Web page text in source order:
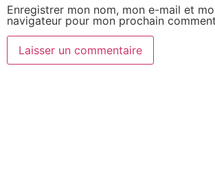
Enregistrer mon nom, mon e-mail et
navigateur pour mon prochain